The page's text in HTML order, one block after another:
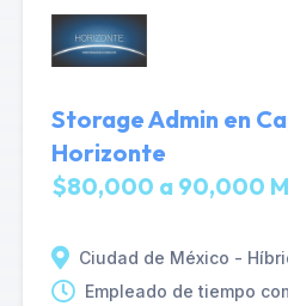
Storage Admin en
Horizonte
$80,000 a 90,000
Ciudad de México -
Empleado de tiempo